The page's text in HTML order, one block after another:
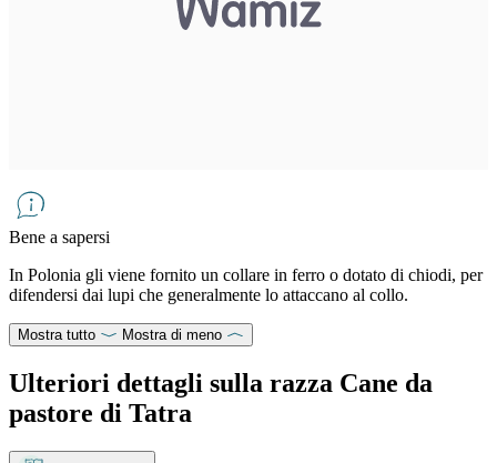
Bene a sapersi
In Polonia gli viene fornito un collare in ferro o dotato di chiodi, per
difendersi dai lupi che generalmente lo attaccano al collo.
Mostra tutto Mostra di meno
Ulteriori dettagli sulla razza Cane da
pastore di Tatra